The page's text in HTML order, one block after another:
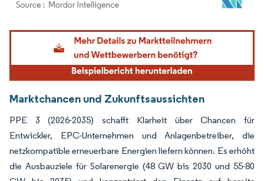
Bild © Mordor Intelligence. Wiederverwendung erfordert Namensnennung gemäß
Marktchancen und Zukunftsaussichten
PPE 3 (2026-2035) schafft Klarheit über Chancen für
Entwickler, EPC-Unternehmen und Anlagenbetreiber, die
netzkompatible erneuerbare Energien liefern können. Es erhöht
die Ausbauziele für Solarenergie (48 GW bis 2030 und 55-80